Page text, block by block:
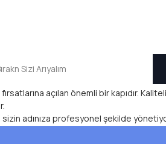
açılan önemli bir kapıdır.
sizin adınıza profesyonel şekilde